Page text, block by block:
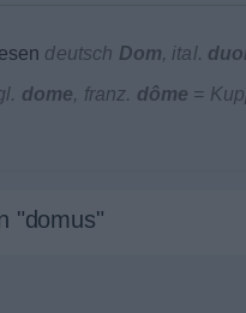
deutsch Dom, ital.
dome, franz. dôme =
"domus"